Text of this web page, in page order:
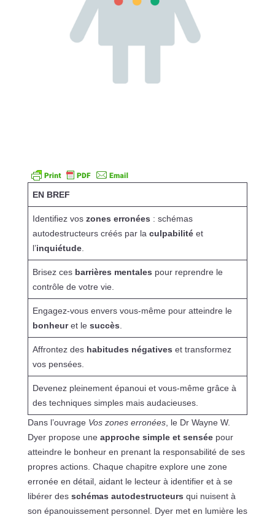
EN BREF
Identifiez vos zones erronées : schémas
autodestructeurs créés par la culpabilitéet
l’inquiétude.
Brisez ces barrières mentales pour reprendre le
contrôle de votre vie.
Engagez-vous envers vous-même pour atteindre le
bonheuret le succès
Affrontez des habitudes négatives et transformez
vos pensées.
Devenez pleinement épanoui et vous-même grâce à
des techniques simples mais audacieuses.
Dans l’ouvrage Vos zones erronées, le Dr Wayne W.
Dyer propose une approche simple et senséepour
atteindre le bonheur en prenant la responsabilité de ses
propres actions. Chaque chapitre explore une zone
erronée en détail, aidant le lecteur à identifier et à se
libérer des schémas autodestructeurs qui nuisent à
son épanouissement personnel. Dyer met en lumière les